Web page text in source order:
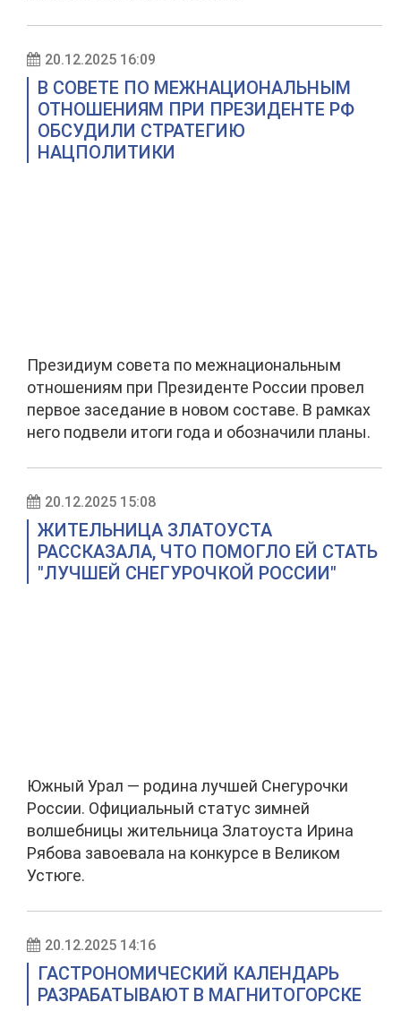
20.12.2025 16:09
В СОВЕТЕ ПО МЕЖНАЦИОНАЛЬНЫМ
ОТНОШЕНИЯМ ПРИ ПРЕЗИДЕНТЕ РФ
ОБСУДИЛИ СТРАТЕГИЮ
НАЦПОЛИТИКИ
Президиум совета по межнациональным
отношениям при Президенте России провел
первое заседание в новом составе. В рамках
него подвели итоги года и обозначили планы.
20.12.2025 15:08
ЖИТЕЛЬНИЦА ЗЛАТОУСТА
РАССКАЗАЛА, ЧТО ПОМОГЛО ЕЙ СТАТЬ
"ЛУЧШЕЙ СНЕГУРОЧКОЙ РОССИИ"
Южный Урал — родина лучшей Снегурочки
России. Официальный статус зимней
волшебницы жительница Златоуста Ирина
Рябова завоевала на конкурсе в Великом
Устюге.
20.12.2025 14:16
ГАСТРОНОМИЧЕСКИЙ КАЛЕНДАРЬ
РАЗРАБАТЫВАЮТ В МАГНИТОГОРСКЕ